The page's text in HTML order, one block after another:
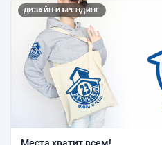
ДИЗАЙН И БРЕНДИНГ